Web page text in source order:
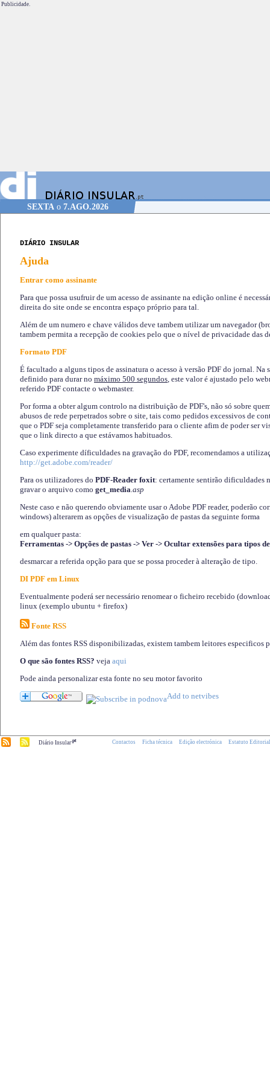
Publicidade.
SEXTA o 7.AGO.2026
DIÁRIO INSULAR
Ajuda
Entrar como assinante
Para que possa usufruir de um acesso de assinante na edição online é
direita do site onde se encontra espaço próprio para tal.
Além de um numero e chave válidos deve tambem utilizar um navegador
tambem permita a recepção de cookies pelo que o nível de privacidade das
Formato PDF
É facultado a alguns tipos de assinatura o acesso à versão PDF do jornal. Na
definido para durar no máximo 500 segundos, este valor é ajustado pelo
referido PDF contacte o webmaster.
Por forma a obter algum controlo na distribuição de PDF's, não só sobre
abusos de rede perpetrados sobre o site, tais como pedidos excessivos de
que o PDF seja completamente transferido para o cliente afim de poder ser
que o link directo a que estávamos habituados.
Caso experimente díficuldades na gravação do PDF, recomendamos a
http://get.adobe.com/reader/
Para os utilizadores do PDF-Reader foxit: certamente sentirão dificuldades
gravar o arquivo como get_media.asp
Neste caso e não querendo obviamente usar o Adobe PDF reader, poderão
windows) alterarem as opções de visualização de pastas da seguinte forma
em qualquer pasta:
Ferramentas -> Opções de pastas -> Ver -> Ocultar extensões para tipos
desmarcar a referida opção para que se possa proceder à alteração de tipo.
DI PDF em Linux
Eventualmente poderá ser necessário renomear o ficheiro recebido
linux (exemplo ubuntu + firefox)
Fonte RSS
Além das fontes RSS disponibilizadas, existem tambem leitores especificos
O que são fontes RSS? veja aqui
Pode ainda personalizar esta fonte no seu motor favorito
Diário Insular.pt Contactos Ficha técnica Edição electrónica Estatuto Editorial